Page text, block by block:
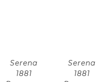
Serena
1881
Serena
1881